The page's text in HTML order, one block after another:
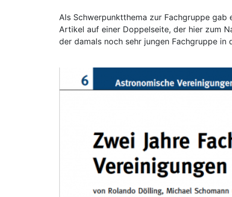
Als Schwerpunktthema zur Fachgruppe
Artikel auf einer Doppelseite, der hier zum
der damals noch sehr jungen Fachgruppe in